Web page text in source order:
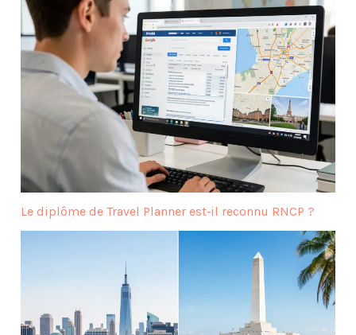
Le diplôme de Travel Planner est‑il reconnu RNCP ?